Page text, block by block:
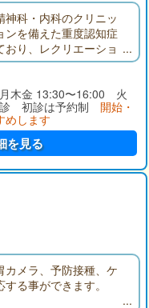
科・内科のクリニッ
ンを備えた重度認知症
り、レクリエーショ
ている方々に楽しみな
ます。また、訪問診
申請代行などもお気軽
木金 13:30〜16:00 火
初診は予約制 開始・
めします
を見る
カメラ、予防接種、ケ
る事ができます。